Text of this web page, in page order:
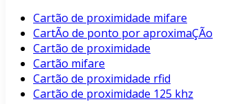
Cartão de proximidade mifare
CartÃo de ponto por aproximaÇÃo
Cartão de proximidade
Cartão mifare
Cartão de proximidade rfid
Cartão de proximidade 125 khz